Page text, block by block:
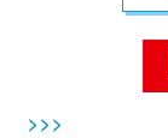
>>>